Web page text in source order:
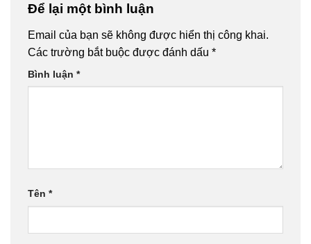
Để lại một bình luận
Email của bạn sẽ không được hiển thị công khai.
Các trường bắt buộc được đánh dấu *
Bình luận *
Tên *